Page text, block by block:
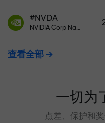
#NVDA
NVIDIA Corp Nasdaq Stock Exchange (Nasdaq) USD
查看全部
一切为
点差、保护和